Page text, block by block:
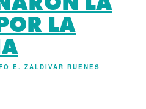
LA
E. ZALDIVAR RUENES